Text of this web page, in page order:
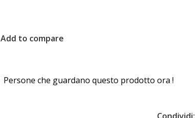
Add to compare
Persone che guardano questo prodotto ora !
Condividi: